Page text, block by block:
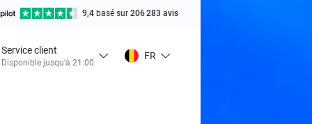
9,4 basé sur 206 283 avis
Service client
Disponible jusqu'à 21:00
FR